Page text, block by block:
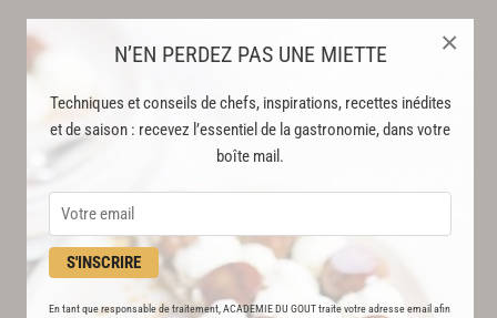
N’EN PERDEZ PAS UNE MIETTE
Techniques et conseils de chefs, inspirations, recettes inédites
et de saison : recevez l’essentiel de la gastronomie, dans votre
boîte mail.
S'INSCRIRE
En tant que responsable de traitement, ACADEMIE DU GOUT traite votre adresse email afin
×